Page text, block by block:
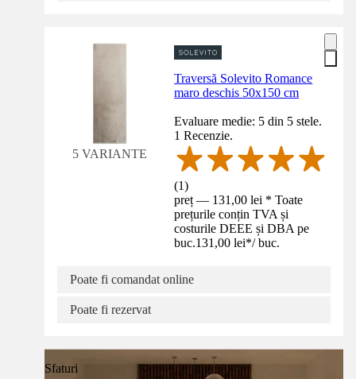
5 VARIANTE
Traversă Solevito Romance
maro deschis 50x150 cm
Evaluare medie: 5 din 5 stele.
1 Recenzie.
(1)
preț — 131,00 lei * Toate
prețurile conțin TVA și
costurile DEEE și DBA pe
buc.131,00 lei*/ buc.
Poate fi comandat online
Poate fi rezervat
Sfaturi